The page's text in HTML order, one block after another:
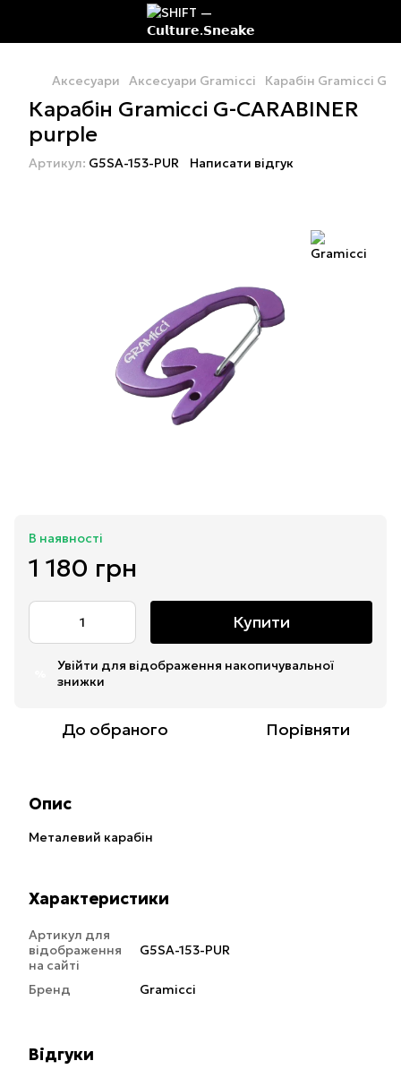
Аксесуари Аксесуари Gramicci Карабін Gramicci G-
Карабін Gramicci G-CARABINER
purple
Артикул: G5SA-153-PUR Написати відгук
В наявності
1 180 грн
Купити
Увійти для відображення накопичувальної
знижки
До обраного Порівняти
Опис
Металевий карабін
Характеристики
Артикул для
відображення
на сайті
G5SA-153-PUR
Бренд Gramicci
Відгуки